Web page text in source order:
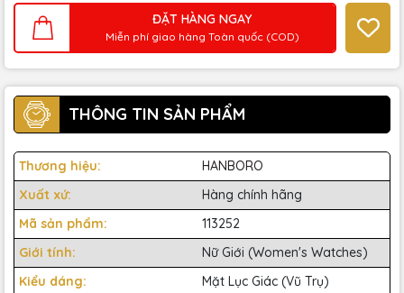
ĐẶT HÀNG NGAY
Miễn phí giao hàng Toàn quốc (COD)
THÔNG TIN SẢN PHẨM
Thương hiệu:
HANBORO
Xuất xứ:
Hàng chính hãng
Mã sản phẩm:
113252
Giới tính:
Nữ Giới (Women's Watches)
Kiểu dáng:
Mặt Lục Giác (Vũ Trụ)